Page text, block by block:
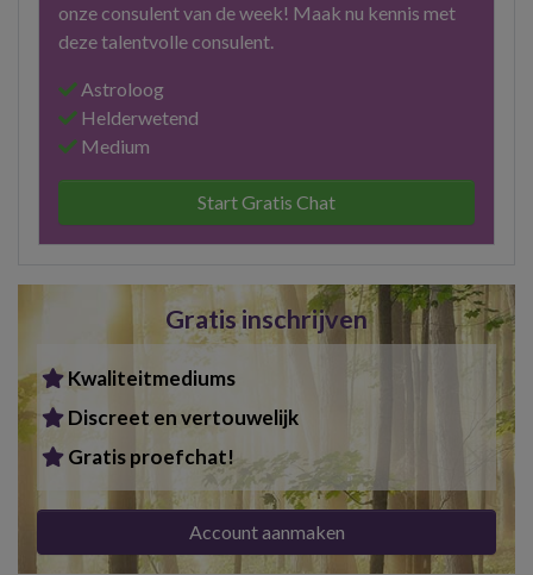
onze consulent van de week! Maak nu kennis met
deze talentvolle consulent.
Astroloog
Helderwetend
Medium
Start Gratis Chat
Gratis inschrijven
Kwaliteitmediums
Discreet en vertouwelijk
Gratis proefchat!
Account aanmaken